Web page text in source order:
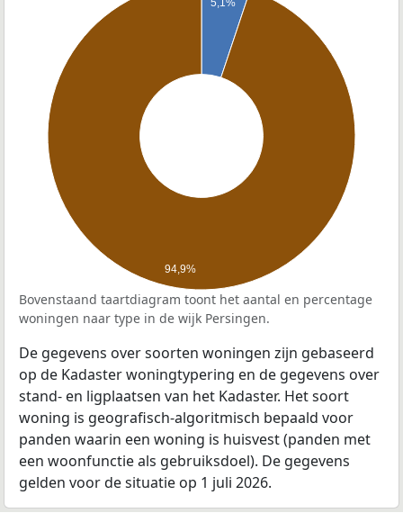
94,9%
Bovenstaand taartdiagram toont het aantal en percentage
woningen naar type in de wijk Persingen.
De gegevens over soorten woningen zijn gebaseerd
op de Kadaster woningtypering en de gegevens over
stand- en ligplaatsen van het Kadaster. Het soort
woning is geografisch-algoritmisch bepaald voor
panden waarin een woning is huisvest (panden met
een woonfunctie als gebruiksdoel). De gegevens
gelden voor de situatie op 1 juli 2026.